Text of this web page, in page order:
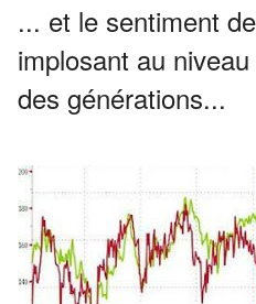
... et le sentiment
implosant au
des générations...